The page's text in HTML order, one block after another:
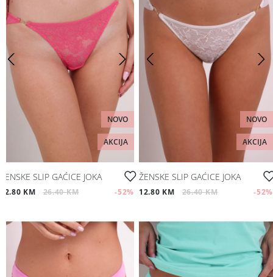
NOVO
AKCIJA
ŽENSKE SLIP GAĆICE JOKA
12.80 KM 26.40 KM -52%
NOVO
AKCIJA
ŽENSKE SLIP GAĆICE JOKA
12.80 KM 26.40 KM -52%